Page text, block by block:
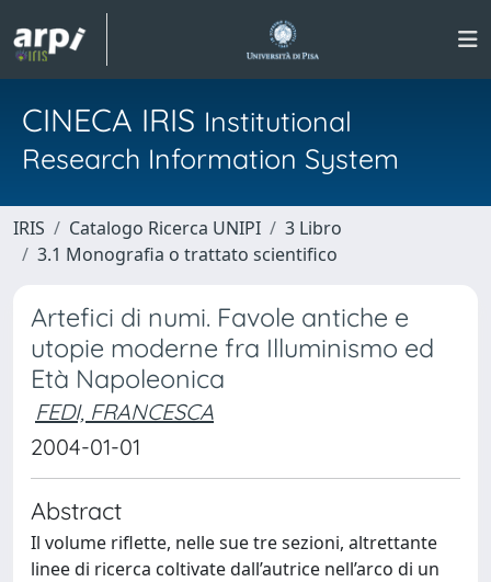
CINECA IRIS Institutional
Research Information System
IRIS Catalogo Ricerca UNIPI
3 Libro
3.1 Monografia o trattato scientifico
Artefici di numi. Favole antiche e
utopie moderne fra Illuminismo ed
Età Napoleonica
FEDI, FRANCESCA
2004-01-01
Abstract
Il volume riflette, nelle sue tre sezioni, altrettante
linee di ricerca coltivate dall’autrice nell’arco di un